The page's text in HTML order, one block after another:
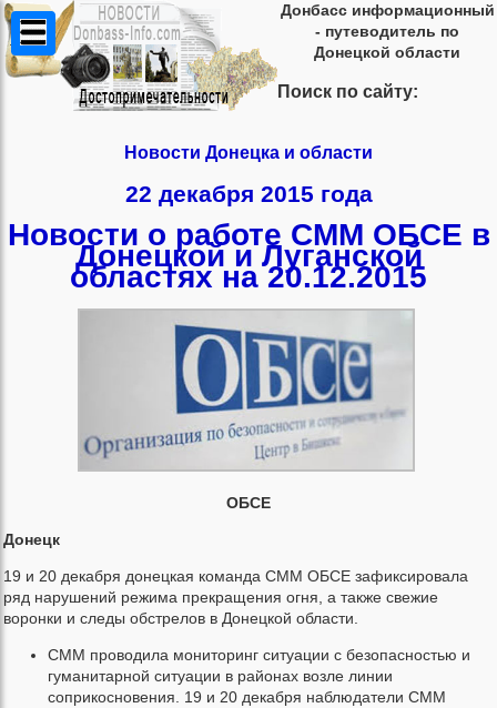
Донбасс информационный
- путеводитель по
Донецкой области
Поиск по сайту:
Новости Донецка и области
22 декабря 2015 года
Новости о работе СММ ОБСЕ в
Донецкой и Луганской
областях на 20.12.2015
ОБСЕ
Донецк
19 и 20 декабря донецкая команда СММ ОБСЕ зафиксировала
ряд нарушений режима прекращения огня, а также свежие
воронки и следы обстрелов в Донецкой области.
СММ проводила мониторинг ситуации с безопасностью и
гуманитарной ситуации в районах возле линии
соприкосновения. 19 и 20 декабря наблюдатели СММ